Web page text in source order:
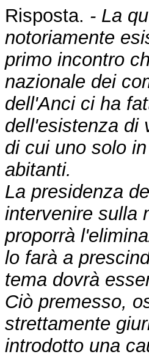
Risposta. - La
notoriamente
primo incontro
nazionale dei
dell'Anci ci ha
dell'esistenza di
di cui uno solo
abitanti.
La presidenza
intervenire sulla
proporrà
lo farà a
tema dovrà
Ciò premesso,
strettamente
introdotto una